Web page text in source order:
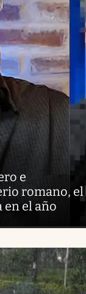
e
romano, el
en el año